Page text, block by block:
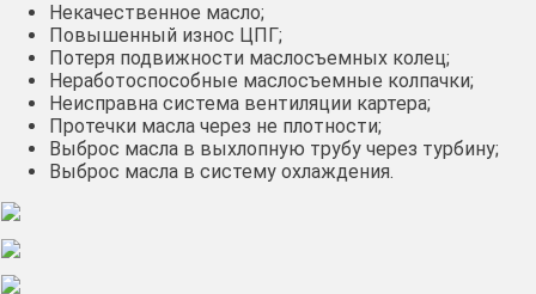
Некачественное масло;
Повышенный износ ЦПГ;
Потеря подвижности маслосъемных колец;
Неработоспособные маслосъемные колпачки;
Неисправна система вентиляции картера;
Протечки масла через не плотности;
Выброс масла в выхлопную трубу через турбину;
Выброс масла в систему охлаждения.